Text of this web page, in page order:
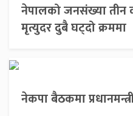
नेपालको जनसंख्या तीन
मृत्युदर दुबै घट्दो क्रममा
नेकपा बैठकमा